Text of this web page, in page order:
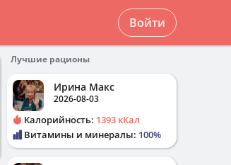
Войти
Лучшие рационы
Ирина Макс
2026-08-03
Калорийность: 1393 кКал
Витамины и минералы: 100%